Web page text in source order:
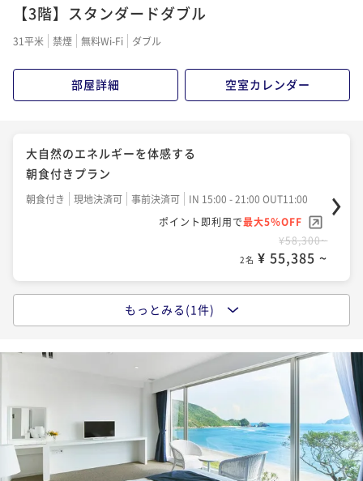
【3階】スタンダードダブル
31平米 禁煙 無料Wi-Fi ダブル
部屋詳細 空室カレンダー
大自然のエネルギーを体感する
朝食付きプラン
朝食付き 現地決済可 事前決済可
IN 15:00 - 21:00 OUT11:00
ポイント即利用で最大5％OFF
¥58,300~
2名 ¥ 55,385 ~
大自然のエネルギーを体感する
二食付き
IN 15:00 - 18:00 OUT11:00
ポイント即利用で
2名 ¥ 80,465 ~
もっとみる(1件)